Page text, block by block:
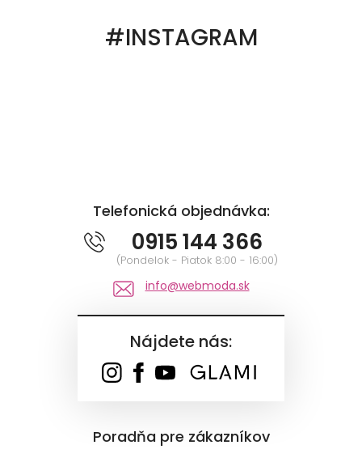
#INSTAGRAM
Telefonická objednávka:
0915 144 366
(Pondelok - Piatok 8:00 - 16:00)
info@webmoda.sk
Nájdete nás:
Poradňa pre zákazníkov